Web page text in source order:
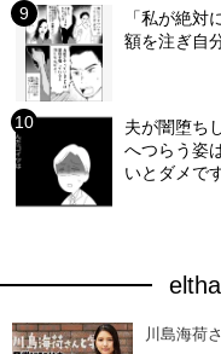
「私が絶
額を注ぎ自
夫が闇堕ち
へつらう姿
いとダメで
川島海荷